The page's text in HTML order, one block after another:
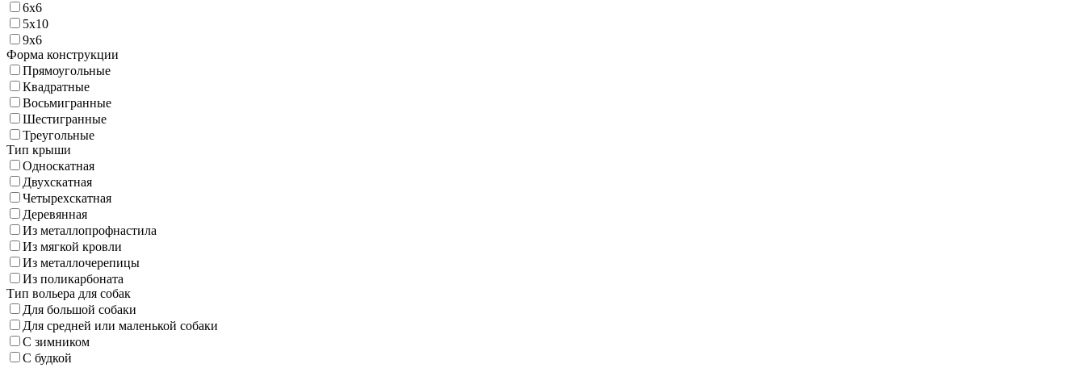
6х6
5х10
9х6
Форма конструкции
Прямоугольные
Квадратные
Восьмигранные
Шестигранные
Треугольные
Тип крыши
Односкатная
Двухскатная
Четырехскатная
Деревянная
Из металлопрофнастила
Из мягкой кровли
Из металлочерепицы
Из поликарбоната
Тип вольера для собак
Для большой собаки
Для средней или маленькой собаки
С зимником
С будкой